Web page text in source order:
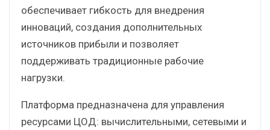
обеспечивает гибкость для внедрения
инноваций, создания дополнительных
источников прибыли и позволяет
поддерживать традиционные рабочие
нагрузки.
Платформа предназначена для управления
ресурсами ЦОД: вычислительными, сетевыми и